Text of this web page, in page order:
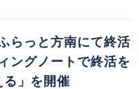
らっと方南にて終活
ングノートで終活を
る」を開催